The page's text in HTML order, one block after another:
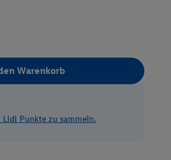
Warenkorb
Punkte zu sammeln.